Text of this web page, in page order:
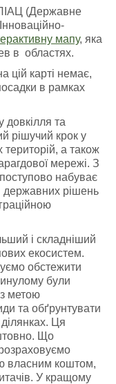
(Державне
мапу, яка
в областях.
цій карті немає,
в рамках
довкілля та
рішучий крок у
територій, а також
мережі. З
набуває
державних рішень
і складніший
екосистем.
обстежити
були
з метою
та обґрунтувати
Ця
Що
власним коштом,
У кращому